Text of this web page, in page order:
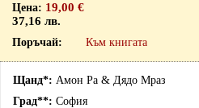
19,00 €
37,16 лв.
Към книгата
Амон Ра & Дядо Мраз
София